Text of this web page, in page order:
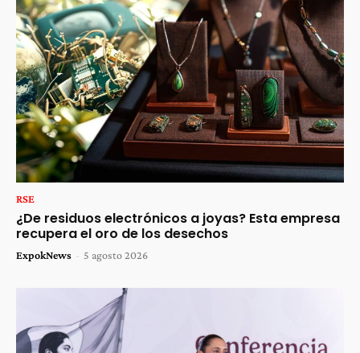
RSE
¿De residuos electrónicos a joyas? Esta empresa
recupera el oro de los desechos
ExpokNews - 5 agosto 2026